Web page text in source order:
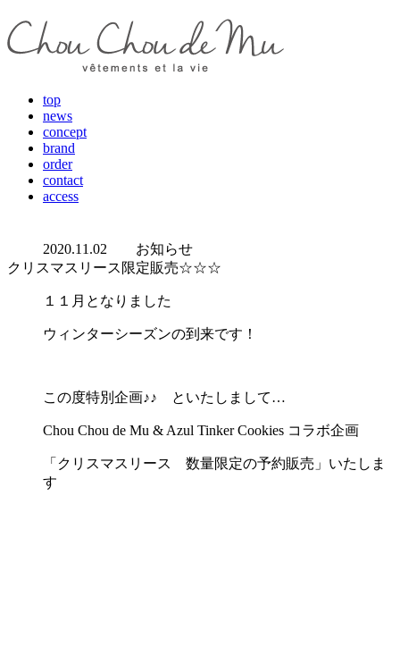
top
news
concept
brand
order
contact
access
2020.11.02 お知らせ
クリスマスリース限定販売☆☆☆
１１月となりました
ウィンターシーズンの到来です！
この度特別企画♪♪ といたしまして…
Chou Chou de Mu & Azul Tinker Cookies コラボ企画
「クリスマスリース 数量限定の予約販売」いたしま
す